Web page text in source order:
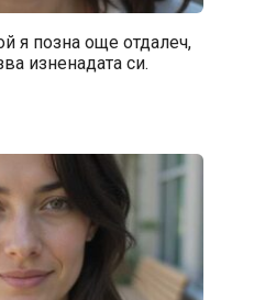
я позна още отдалеч,
изненадата си.